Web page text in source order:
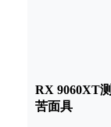
RX 9060XT
苦面具